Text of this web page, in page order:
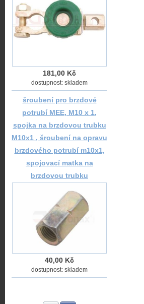
181,00 Kč
dostupnost: skladem
šroubení pro brzdové
potrubí MEE, M10 x 1,
spojka na brzdovou trubku
M10x1 , šroubení na opravu
brzdového potrubí m10x1,
spojovací matka na
brzdovou trubku
40,00 Kč
dostupnost: skladem